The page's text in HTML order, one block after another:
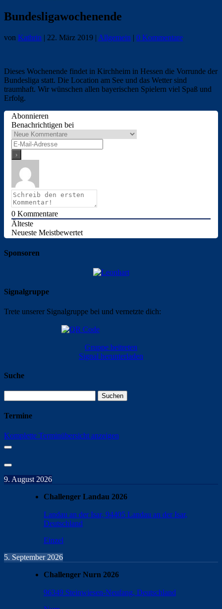
Bundesligawochenende
von Kathrin | 22. März 2019 | Allgemein | 0 Kommentare
Dieses Wochenende findet in Kirchheim in Hessen die Vorrunde der
Bundesliga statt. Die Location am See und das Wetter sind
traumhaft. Wir wünschen allen bayerischen Spielern viel Spaß und
Erfolg.
Abonnieren
Benachrichtigen bei
0 Kommentare
Älteste
Neueste Meistbewertet
Sponsoren
Signalgruppe
Trete unserer Signalgruppe bei und vernetzte dich:
Gruppe beitreten
Signal herunterladen
Suche
nach:
Termine
Komplette Terminübersicht anzeigen
9. August 2026
Challenger Landau 2026
Landau an der Isar, 94405 Landau an der Isar,
Deutschland
Einzel
5. September 2026
Challenger Nurn 2026
96349 Steinwiesen-Neufang, Deutschland